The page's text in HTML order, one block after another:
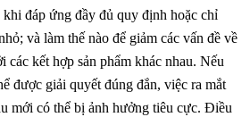
đáp ứng đầy đủ quy định hoặc chỉ
và làm thế nào để giảm các vấn đề về
các kết hợp sản phẩm khác nhau. Nếu
được giải quyết đúng đắn, việc ra mắt
mới có thể bị ảnh hưởng tiêu cực. Điều